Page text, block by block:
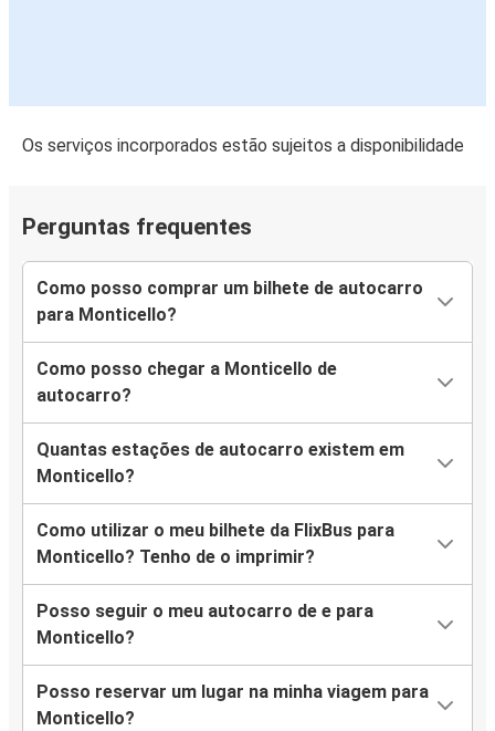
Os serviços incorporados estão sujeitos a disponibilidade
Perguntas frequentes
Como posso comprar um bilhete de autocarro
para Monticello?
Como posso chegar a Monticello de
autocarro?
Quantas estações de autocarro existem em
Monticello?
Como utilizar o meu bilhete da FlixBus para
Monticello? Tenho de o imprimir?
Posso seguir o meu autocarro de e para
Monticello?
Posso reservar um lugar na minha viagem para
Monticello?